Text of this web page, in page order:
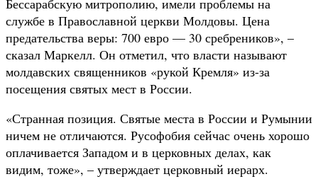
Бессарабскую митрополию, имели проблемы на
службе в Православной церкви Молдовы. Цена
предательства веры: 700 евро — 30 сребреников», –
сказал Маркелл. Он отметил, что власти называют
молдавских священников «рукой Кремля» из-за
посещения святых мест в России.
«Странная позиция. Святые места в России и Румынии
ничем не отличаются. Русофобия сейчас очень хорошо
оплачивается Западом и в церковных делах, как
видим, тоже», – утверждает церковный иерарх.